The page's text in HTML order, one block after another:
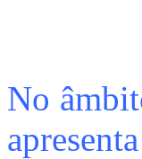
No